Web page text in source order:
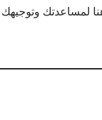
لمساعدتك وتوجيهك